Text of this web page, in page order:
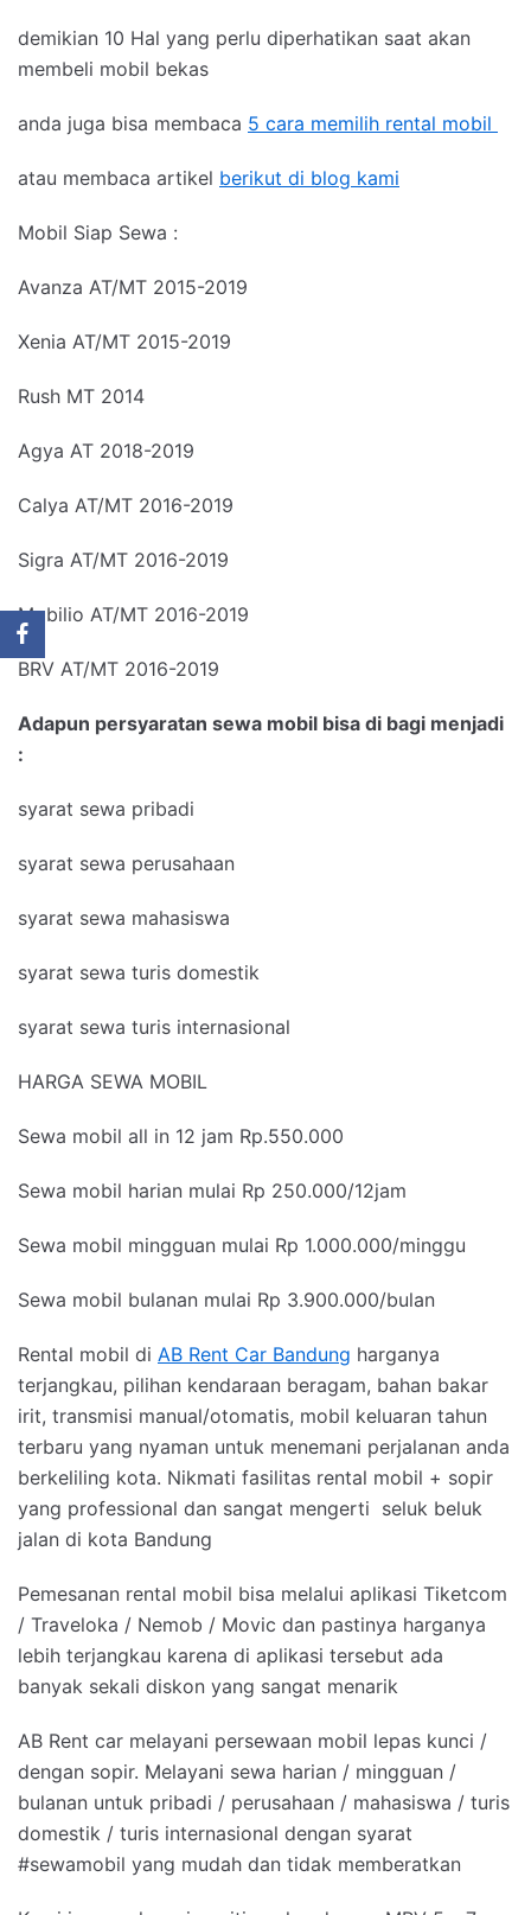
demikian 10 Hal yang perlu diperhatikan saat akan
membeli mobil bekas
anda juga bisa membaca 5 cara memilih rental mobil
atau membaca artikel berikut di blog kami
Mobil Siap Sewa :
Avanza AT/MT 2015-2019
Xenia AT/MT 2015-2019
Rush MT 2014
Agya AT 2018-2019
Calya AT/MT 2016-2019
Sigra AT/MT 2016-2019
Mobilio AT/MT 2016-2019
BRV AT/MT 2016-2019
Adapun persyaratan sewa mobil bisa di bagi menjadi
:
syarat sewa pribadi
syarat sewa perusahaan
syarat sewa mahasiswa
syarat sewa turis domestik
syarat sewa turis internasional
HARGA SEWA MOBIL
Sewa mobil all in 12 jam Rp.550.000
Sewa mobil harian mulai Rp 250.000/12jam
Sewa mobil mingguan mulai Rp 1.000.000/minggu
Sewa mobil bulanan mulai Rp 3.900.000/bulan
Rental mobil di AB Rent Car Bandung harganya
terjangkau, pilihan kendaraan beragam, bahan bakar
irit, transmisi manual/otomatis, mobil keluaran tahun
terbaru yang nyaman untuk menemani perjalanan anda
berkeliling kota. Nikmati fasilitas rental mobil + sopir
yang professional dan sangat mengerti seluk beluk
jalan di kota Bandung
Pemesanan rental mobil bisa melalui aplikasi Tiketcom
/ Traveloka / Nemob / Movic dan pastinya harganya
lebih terjangkau karena di aplikasi tersebut ada
banyak sekali diskon yang sangat menarik
AB Rent car melayani persewaan mobil lepas kunci /
dengan sopir. Melayani sewa harian / mingguan /
bulanan untuk pribadi / perusahaan / mahasiswa / turis
domestik / turis internasional dengan syarat
#sewamobil yang mudah dan tidak memberatkan